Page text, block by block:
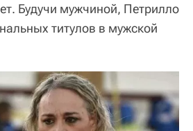
Будучи мужчиной, Петрилло
титулов в мужской